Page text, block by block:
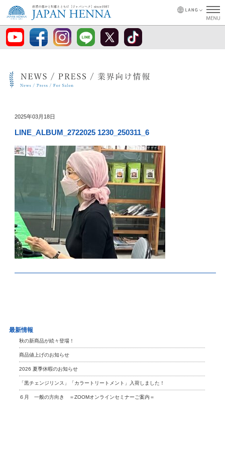
2025年03月18日
LINE_ALBUM_2722025 1230_250311_6
最新情報
秋の新商品が続々登場！
商品値上げのお知らせ
2026 夏季休暇のお知らせ
「黒チェンジリンス」「カラートリートメント」入荷しました！
６月 一般の方向き ＝ZOOMオンラインセミナーご案内＝